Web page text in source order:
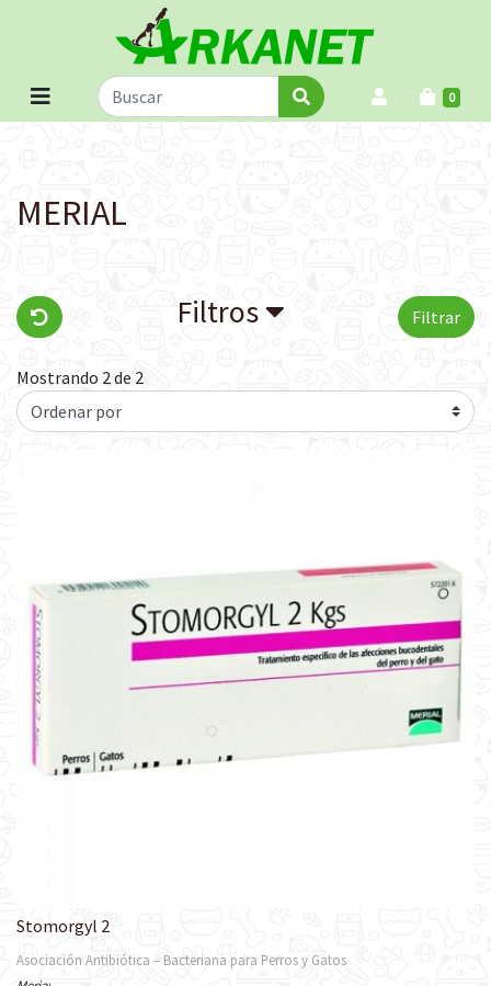
0
MERIAL
Filtros Filtrar
Mostrando 2 de 2
Stomorgyl 2
Asociación Antibiótica – Bacteriana para Perros y Gatos